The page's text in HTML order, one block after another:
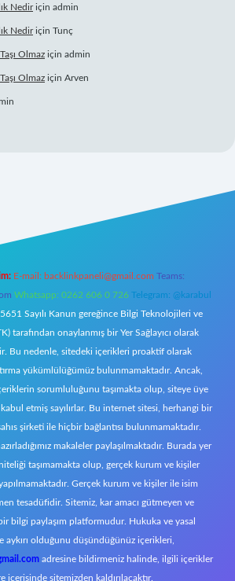
Nediriçin admin
Nediriçin Tunç
Olmaz için admin
Olmaz için Arven
E-mail: backlinkpaneli@gmail.com Teams:
Whatsapp: 0262 606 0 726 Telegram: @karabul
Sayılı Kanun gereğince Bilgi Teknolojileri ve
tarafından onaylanmış bir Yer Sağlayıcı olarak
Bu nedenle, sitedeki içerikleri proaktif olarak
yükümlülüğümüz bulunmamaktadır. Ancak,
sorumluluğunu taşımakta olup, siteye üye
etmiş sayılırlar. Bu internet sitesi, herhangi bir
şirketi ile hiçbir bağlantısı bulunmamaktadır.
makaleler paylaşılmaktadır. Burada yer
taşımamakta olup, gerçek kurum ve kişiler
Gerçek kurum ve kişiler ile isim
tesadüfidir. Sitemiz, kar amacı gütmeyen ve
bilgi paylaşım platformudur. Hukuka ve yasal
aykırı olduğunu düşündüğünüz içerikleri,
adresine bildirmeniz halinde, ilgili içerikler
içerisinde sitemizden kaldırılacaktır.